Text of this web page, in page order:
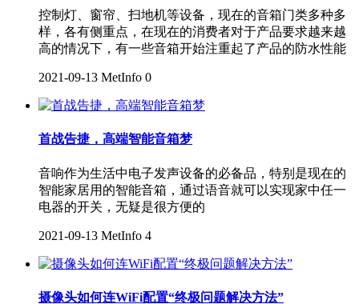
控制灯、窗帘、扫地机等设备，现在的音箱门类多种多
样，各有侧重点，在现在的消费者对于产品要求越来越
高的情况下，有一些音箱开始注重起了产品的防水性能
2021-09-13 MetInfo 0
首战告捷，高端智能音箱梦
音响作为生活中电子发声设备的必备品，特别是现在的
智能家居用的智能音箱，通过语音就可以实现家中任一
电器的开关，无疑是很方便的
2021-09-13 MetInfo 4
摄像头如何连WiFi配置“终极问题解决方法”